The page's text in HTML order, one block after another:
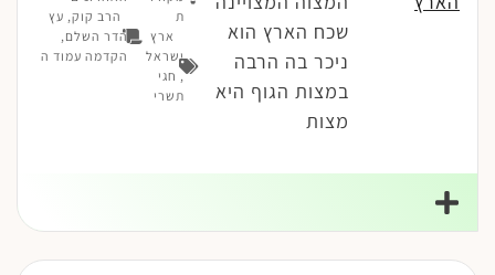
שכח הארץ הוא
ניכר בה הרבה
במצות הגוף היא
מצות
ת
ארץ
ישראל
, חגי
תשרי
הרב קוק, עץ
הדר השלם,
הקדמה עמוד ה